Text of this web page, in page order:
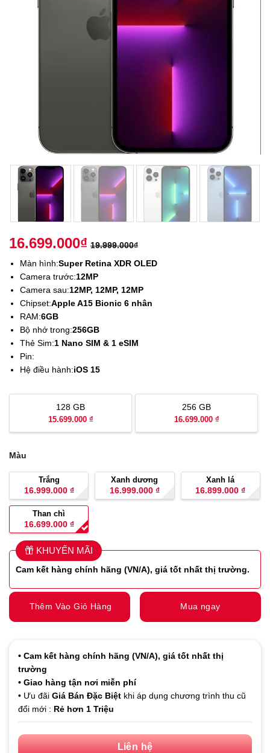
16.699.000₫ 19.999.000₫
Màn hình:Super Retina XDR OLED
Camera trước:12MP
Camera sau:12MP, 12MP, 12MP
Chipset:Apple A15 Bionic 6 nhân
RAM:6GB
Bộ nhớ trong:256GB
Thẻ Sim:1 Nano SIM & 1 eSIM
Pin:
Hệ điều hành:iOS 15
Màu
Trắng
16.999.000 ₫
Xanh dương
16.999.000 ₫
Xanh lá
16.899.000₫
Than chì
16.699.000 ₫
128 GB
15.699.000 ₫
256 GB
16.699.000 ₫
KHUYẾN MÃI
Cam kết hàng chính hãng (VN/A), giá tốt nhất thị trường.
Thêm Vào Giỏ Hàng Mua ngay
• Cam kết hàng chính hãng (VN/A), giá tốt nhất thị
trường
• Giao hàng tận nơi miễn phí
• Ưu đãi Giá Bán Đặc Biệt khi áp dụng chương trình thu cũ
đổi mới : Rẻ hơn 1 Triệu
Liên hệ